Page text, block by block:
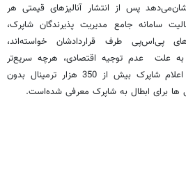
پس از انتشار آنالیزهای قیمتی هر
سامانه جامع مدیریت پذیرندگان شاپرک،
پی‌اس‌پی طرف قراردادشان خواسته‌اند،
به علت عدم توجیه اقتصادی، هرچه سریع‌تر
جمع‌آوری کنند و طبق تازه‌ترین اعلام شاپرک بیش از 350 هزار ترمینال بدون
برای ابطال به شاپرک معرفی شده‌است.